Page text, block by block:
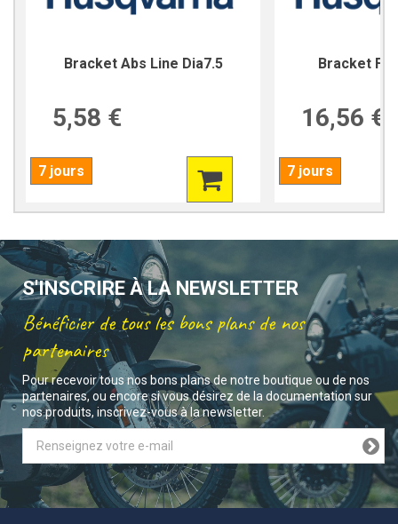
Bracket Abs Line Dia7.5
5,58 €
7 jours
Bracket
16,56 €
7 jours
S'INSCRIRE À LA NEWSLETTER
Bénéficier de tous les bons plans de nos
partenaires
Pour recevoir tous nos bons plans de notre boutique ou de nos
partenaires, ou encore si vous désirez de la documentation sur
nos produits, inscrivez-vous à la newsletter.